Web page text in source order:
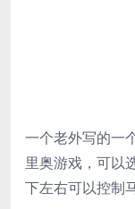
一个老外写的一
里奥游戏，可以
下左右可以控制